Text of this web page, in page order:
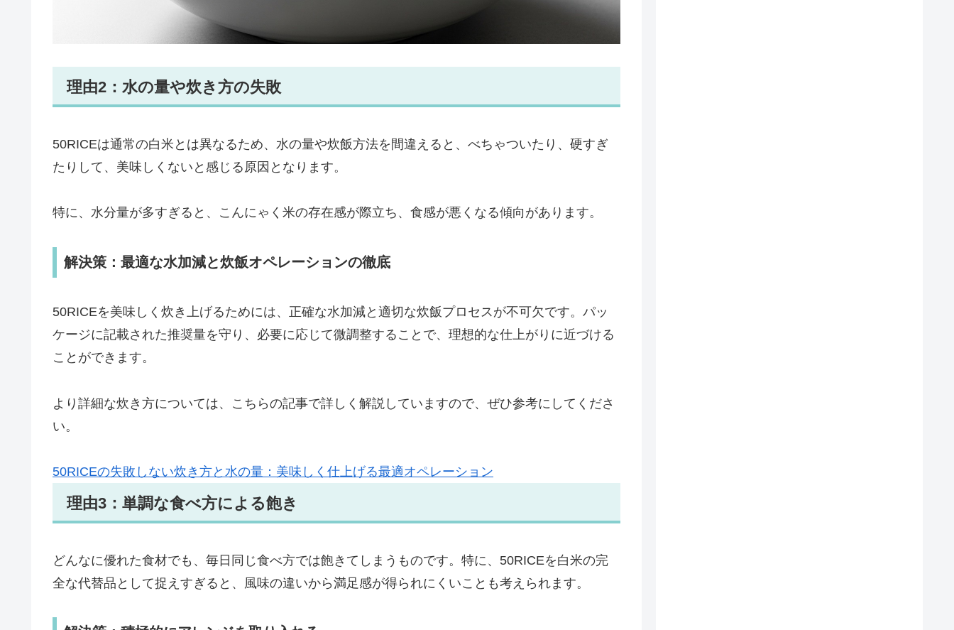
理由2：水の量や炊き方の失敗
50RICEは通常の白米とは異なるため、水の量や炊飯方法を間違えると、べちゃついたり、硬すぎ
たりして、美味しくないと感じる原因となります。
特に、水分量が多すぎると、こんにゃく米の存在感が際立ち、食感が悪くなる傾向があります。
解決策：最適な水加減と炊飯オペレーションの徹底
50RICEを美味しく炊き上げるためには、正確な水加減と適切な炊飯プロセスが不可欠です。パッ
ケージに記載された推奨量を守り、必要に応じて微調整することで、理想的な仕上がりに近づける
ことができます。
より詳細な炊き方については、こちらの記事で詳しく解説していますので、ぜひ参考にしてくださ
い。
50RICEの失敗しない炊き方と水の量：美味しく仕上げる最適オペレーション
理由3：単調な食べ方による飽き
どんなに優れた食材でも、毎日同じ食べ方では飽きてしまうものです。特に、50RICEを白米の完
全な代替品として捉えすぎると、風味の違いから満足感が得られにくいことも考えられます。